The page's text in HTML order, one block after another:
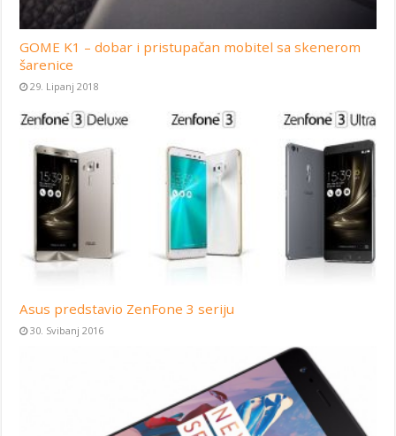
GOME K1 – dobar i pristupačan mobitel sa skenerom
šarenice
29. Lipanj 2018
Asus predstavio ZenFone 3 seriju
30. Svibanj 2016